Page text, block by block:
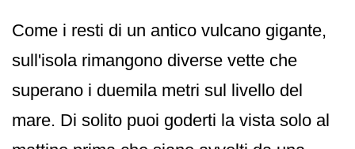
Come i resti di un antico vulcano gigante,
sull'isola rimangono diverse vette che
superano i duemila metri sul livello del
mare. Di solito puoi goderti la vista solo al